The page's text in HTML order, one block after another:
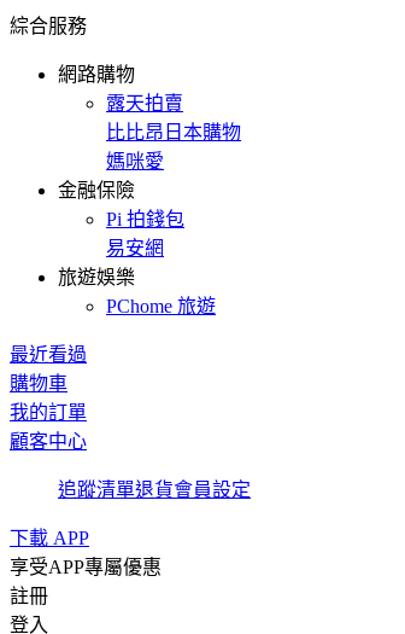
綜合服務
網路購物
露天拍賣
比比昂日本購物
媽咪愛
金融保險
Pi 拍錢包
易安網
旅遊娛樂
PChome 旅遊
最近看過
購物車
我的訂單
顧客中心
追蹤清單退貨會員設定
下載 APP
享受APP專屬優惠
註冊
登入